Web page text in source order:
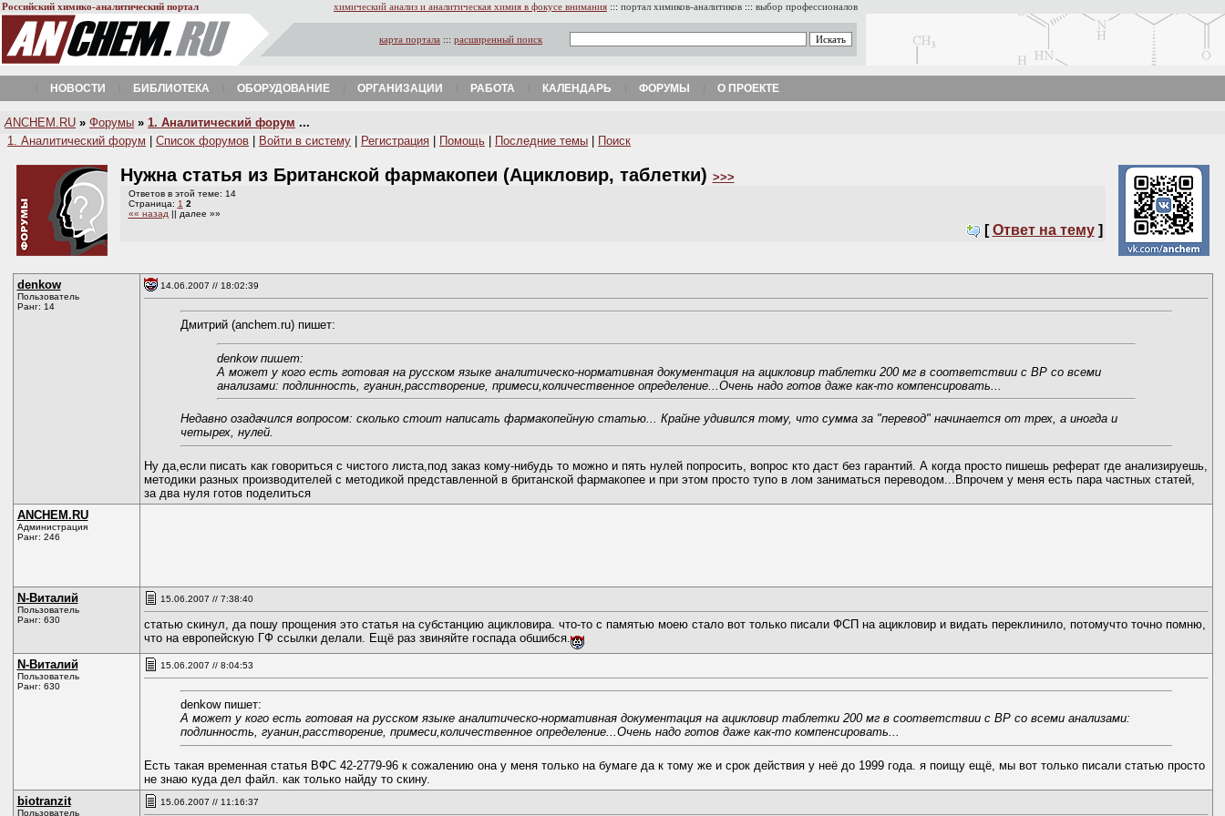
Российский химико-аналитический портал химический анализ и аналитическая химия в фокусе внимания ::: портал химиков-аналитиков ::: выбор профессионалов
карта портала ::: расширенный поиск
НОВОСТИ БИБЛИОТЕКА ОБОРУДОВАНИЕ ОРГАНИЗАЦИИ РАБОТА КАЛЕНДАРЬ ФОРУМЫ О ПРОЕКТЕ
A NCHEM.RU » Форумы » 1. Аналитический форум ...
1. Аналитический форум
Список форумов Войти в систему Регистрация Помощь Последние темы Поиск
Нужна статья из Британской фармакопеи (Ацикловир, таблетки) >>>
Ответов в этой теме: 14
Страница: 1 2
«« назад || далее »»
[ Ответ на тему ]
denkow
Пользователь
Ранг: 14
14.06.2007 // 18:02:39
Дмитрий (anchem.ru) пишет:
denkow пишет:
А может у кого есть готовая на русском языке аналитическо-нормативная документация на ацикловир таблетки 200 мг в соответствии с ВР со всеми
анализами: подлинность, гуанин,расстворение, примеси,количественное определение...Очень надо готов даже как-то компенсировать...
Недавно озадачился вопросом: сколько стоит написать фармакопейную статью... Крайне удивился тому, что сумма за "перевод" начинается от трех, а иногда и
четырех, нулей.
Ну да,если писать как говориться с чистого листа,под заказ кому-нибудь то можно и пять нулей попросить, вопрос кто даст без гарантий. А когда просто пишешь реферат где анализируешь,
методики разных производителей с методикой представленной в британской фармакопее и при этом просто тупо в лом заниматься переводом...Впрочем у меня есть пара частных статей,
за два нуля готов поделиться
ANCHEM.RU
Администрация
Ранг: 246
N-Виталий
Пользователь
Ранг: 630
15.06.2007 // 7:38:40
статью скинул, да пошу прощения это статья на субстанцию ацикловира. что-то с памятью моею стало вот только писали ФСП на ацикловир и видать переклинило, потомучто точно помню,
что на европейскую ГФ ссылки делали. Ещё раз звиняйте госпада обшибся.
N-Виталий
Пользователь
Ранг: 630
15.06.2007 // 8:04:53
denkow пишет:
А может у кого есть готовая на русском языке аналитическо-нормативная документация на ацикловир таблетки 200 мг в соответствии с ВР со всеми анализами:
подлинность, гуанин,расстворение, примеси,количественное определение...Очень надо готов даже как-то компенсировать...
Есть такая временная статья ВФС 42-2779-96 к сожалению она у меня только на бумаге да к тому же и срок действия у неё до 1999 года. я поищу ещё, мы вот только писали статью просто
не знаю куда дел файл. как только найду то скину.
biotranzit
Пользователь
15.06.2007 // 11:16:37